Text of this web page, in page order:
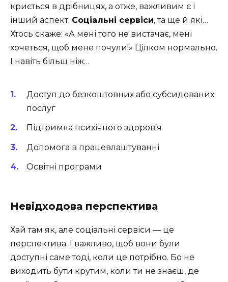
криється в дрібницях, а отже, важливим є і
інший аспект. Соціальні сервіси, та ще й які…
Хтось скаже: «А мені того не вистачає, мені
хочеться, щоб мене почули!» Цілком нормально.
І навіть більш ніж…
Доступ до безкоштовних або субсидованих
послуг
Підтримка психічного здоров’я
Допомога в працевлаштуванні
Освітні програми
Невідходова перспектива
Хай там як, але соціальні сервіси — це
перспектива. І важливо, щоб вони були
доступні саме тоді, коли це потрібно. Бо не
виходить бути крутим, коли ти не знаєш, де